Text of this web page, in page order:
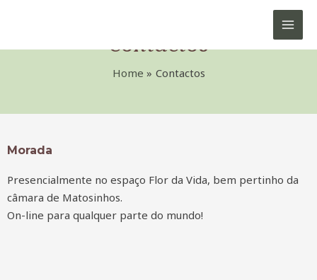
MAIN
Contactos
Home Contactos
Morada
Presencialmente no espaço Flor da Vida, bem pertinho da
câmara de Matosinhos.
On-line para qualquer parte do mundo!